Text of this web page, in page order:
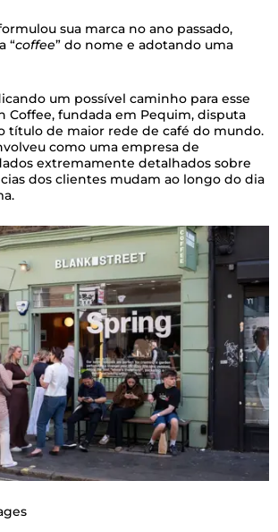
sua marca no ano passado,
“coffee” do nome e adotando uma
um possível caminho para esse
Coffee, fundada em Pequim, disputa
título de maior rede de café do mundo.
como uma empresa de
extremamente detalhados sobre
dos clientes mudam ao longo do dia